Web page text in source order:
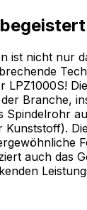
ist nicht nur
LPZ1000S!
Branche,
Spindelrohr
auch das